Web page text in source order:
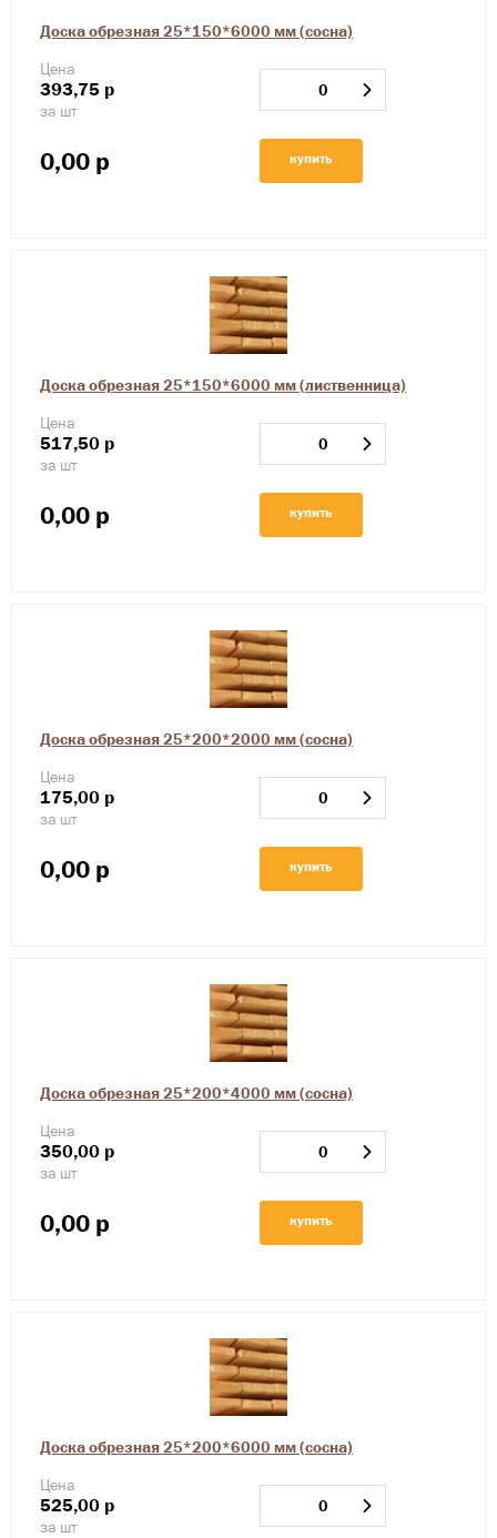
Доска обрезная 25*150*6000 мм (сосна)
Цена
393,75 р
за шт
0,00 р купить
Доска обрезная 25*150*6000 мм (лиственница)
Цена
517,50 р
за шт
0,00 р купить
Доска обрезная 25*200*2000 мм (сосна)
Цена
175,00 р
за шт
0,00 р купить
Доска обрезная 25*200*4000 мм (сосна)
Цена
350,00 р
за шт
0,00 р купить
Доска обрезная 25*200*6000 мм (сосна)
Цена
525,00 р
за шт